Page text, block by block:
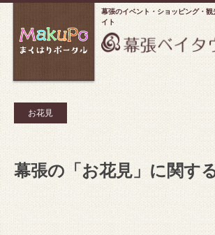
幕張のイベント・ショッピング
観
イト
お花見
幕張の「お花見」に関す